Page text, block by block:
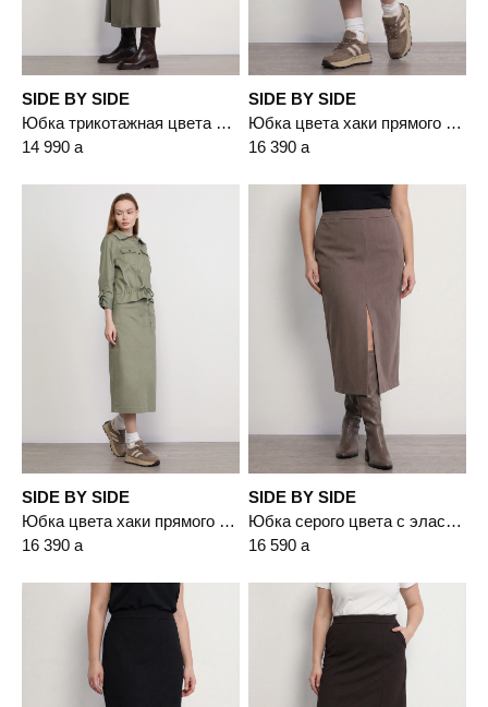
SIDE BY SIDE
Юбка трикотажная цвета хаки А-силуэта
14 990 a
SIDE BY SIDE
Юбка цвета хаки прямого кроя
16 390 a
SIDE BY SIDE
Юбка цвета хаки прямого кроя
16 390 a
SIDE BY SIDE
Юбка серого цвета с эластичным поясом
16 590 a